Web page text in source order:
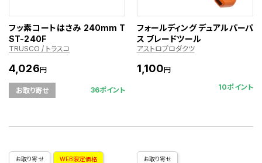
フッ素コートはさみ 240mm T
ST-240F
TRUSCO / トラスコ
4,026円
お取り寄せ 36ポイント
フォールディング デュアルパーパ
ス ブレードツール
アストロプロダクツ
1,100円
10ポイント
お取り寄せ WEB限定価格 お取り寄せ